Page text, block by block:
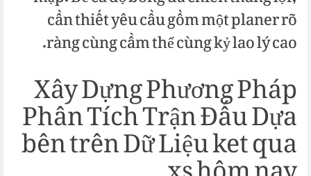
cần thiết yêu cầu gồm một planer rõ
ràng cùng cầm thể cùng kỷ lao lý cao.
Xây Dựng Phương Pháp
Phân Tích Trận Đấu Dựa
bên trên Dữ Liệu ket qua